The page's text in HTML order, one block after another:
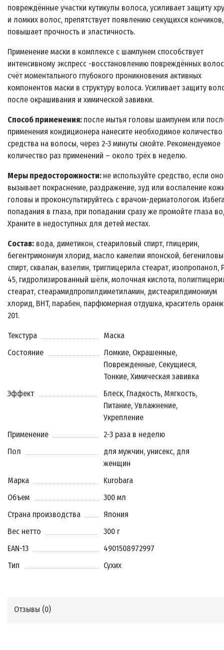
повреждённые участки кутикулы волоса, усиливает защиту
и ломких волос, препятствует появлению секущихся кончиков,
повышает прочность и эластичность.
Применение маски в комплексе с шампунем способствует
интенсивному экспресс -восстановлению повреждённых
счёт моментального глубокого проникновения активных
компонентов маски в структуру волоса. Усиливает защиту
после окрашивания и химической завивки.
Способ применения: после мытья головы шампунем или
применения кондиционера нанесите необходимое количество
средства на волосы, через 2-3 минуты смойте. Рекомендуемое
количество раз применений – около трёх в неделю.
Меры предосторожности: не используйте средство, если оно
вызывает покраснение, раздражение, зуд или воспаление
головы и проконсультируйтесь с врачом-дерматологом.
попадания в глаза, при попадании сразу же промойте глаза
Храните в недоступных для детей местах.
Состав: вода, диметикон, стеариловый спирт, глицерин,
бегентримониум хлорид, масло камелии японской,
спирт, сквалан, вазелин, триглицерила стеарат, изопропанол,
45, гидролизированный шёлк, молочная кислота,
стеарат, стеарамидпропилдиметиламин, дистеарилдимониум
хлорид, BHT, парабен, парфюмерная отдушка, краситель
201.
Текстура
Маска
Состояние
Ломкие, Окрашенные,
Поврежденные, Секущиеся,
Тонкие, Химическая завивка
Эффект
Блеск, Гладкость, Мягкость,
Питание, Увлажнение,
Укрепление
Применение
2-3 раза в неделю
Пол
для мужчин, унисекс, для
женщин
Марка
Kurobara
Объем
300 мл
Страна производства
Япония
Вес нетто
300 г
EAN-13
4901508972997
Тип
Сухих
Отзывы (0)